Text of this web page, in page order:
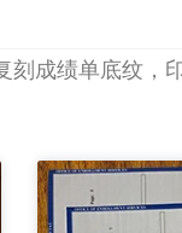
刻成绩单底纹
Page